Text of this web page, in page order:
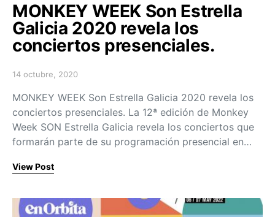
MONKEY WEEK Son Estrella
Galicia 2020 revela los
conciertos presenciales.
Posted on
14 octubre, 2020
MONKEY WEEK Son Estrella Galicia 2020 revela los
conciertos presenciales. La 12ª edición de Monkey
Week SON Estrella Galicia revela los conciertos que
formarán parte de su programación presencial en…
View Post